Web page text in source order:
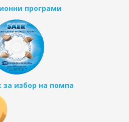
програми
за избор на помпа